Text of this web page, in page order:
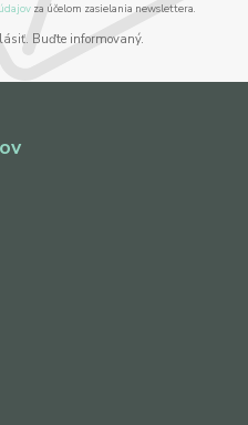
za účelom zasielania newslettera.
Buďte informovaný.